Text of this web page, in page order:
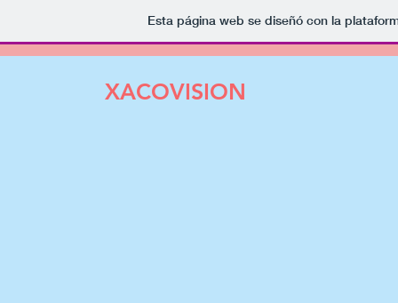
Esta página web se diseñó con la
XACOVISION